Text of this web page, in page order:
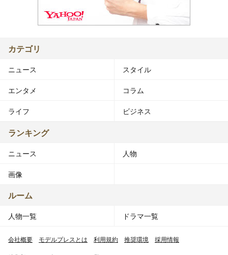
カテゴリ
ニュース スタイル
エンタメ コラム
ライフ ビジネス
ランキング
ニュース 人物
画像
ルーム
人物一覧 ドラマ一覧
会社概要 モデルプレスとは 利用規約 推奨環境 採用情報